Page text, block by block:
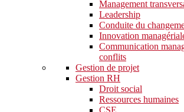
Management
Leadership
Conduite du
Innovation
Communication
conflits
Gestion de projet
Gestion RH
Droit social
Ressources humaines
CSE